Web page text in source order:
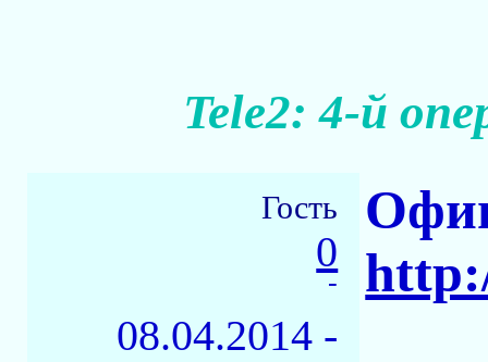
Tele2: 4-й
Гость
0
-
08.04.2014 -